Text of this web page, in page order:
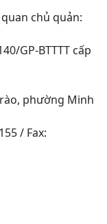
quan chủ quản:
GP-BTTTT cấp
phường Minh
/ Fax: